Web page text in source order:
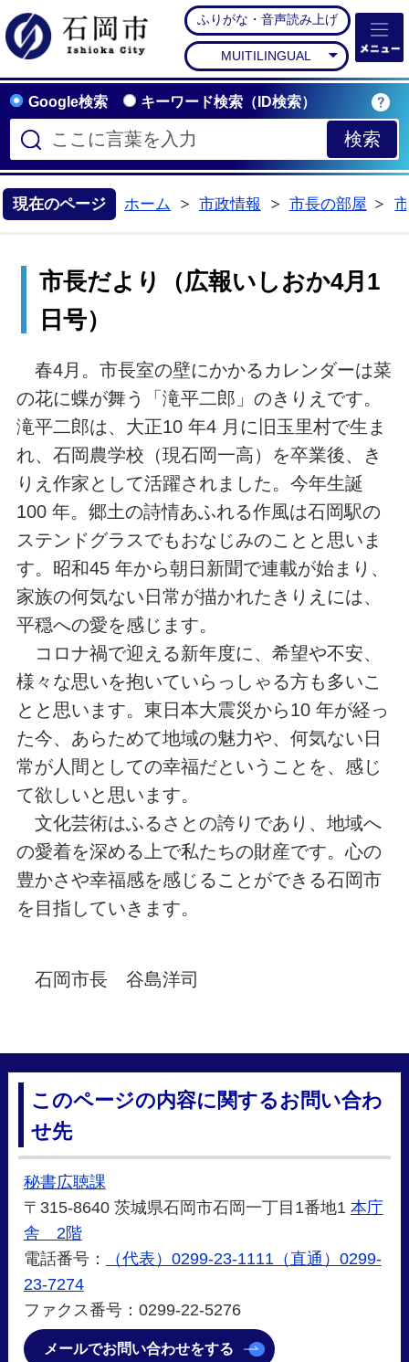
石岡市公式ホームペー
ふりがな・音声読み上げ
MUITILINGUAL
Google検索 キーワード検索（ID検索）
現在のページ ホーム
市政情報
市長の部屋
市長だより（広報いしおか4月1
日号）
春4月。市長室の壁にかかるカレンダーは菜
の花に蝶が舞う「滝平二郎」のきりえです。
滝平二郎は、大正10 年4 月に旧玉里村で生ま
れ、石岡農学校（現石岡一高）を卒業後、き
りえ作家として活躍されました。今年生誕
100 年。郷土の詩情あふれる作風は石岡駅の
ステンドグラスでもおなじみのことと思いま
す。昭和45 年から朝日新聞で連載が始まり、
家族の何気ない日常が描かれたきりえには、
平穏への愛を感じます。
コロナ禍で迎える新年度に、希望や不安、
様々な思いを抱いていらっしゃる方も多いこ
とと思います。東日本大震災から10 年が経っ
た今、あらためて地域の魅力や、何気ない日
常が人間としての幸福だということを、感じ
て欲しいと思います。
文化芸術はふるさとの誇りであり、地域へ
の愛着を深める上で私たちの財産です。心の
豊かさや幸福感を感じることができる石岡市
を目指していきます。
石岡市長 谷島洋司
このページの内容に関するお問い合わ
せ先
秘書広聴課
〒315-8640 茨城県石岡市石岡一丁目1番地1 本庁
舎 2階
電話番号：
（代表）0299-23-1111（直通）0299-
23-7274
ファクス番号：0299-22-5276
メールでお問い合わせをする